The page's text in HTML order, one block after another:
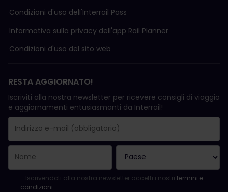
Condizioni d'uso delI'Interrail Pass
Informativa sulla privacy dell'app Rail Planner
Condizioni d'uso del sito web
RESTA AGGIORNATO!
Iscriviti alla nostra newsletter per ricevere consigli di viaggio
e aggiornamenti entusiasmanti da Interrail!
Il campo "Indirizzo e-mail" è obbligatorio.
L'indirizzo e-mail non è valido.
Si è verificato un errore durante l'iscrizione alla newsletter.
Sei già iscritto a questa newsletter!
Per iscriversi alla newsletter, accettare i termini e le condizioni.
Iscrivendoti alla nostra newsletter accetti i nostri termini e
condizioni.